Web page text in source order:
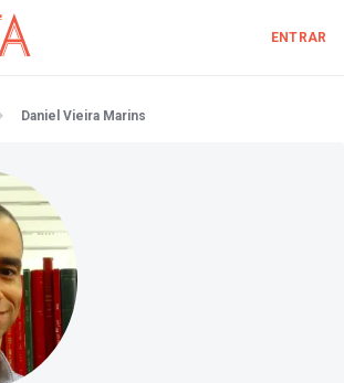
ENTRAR
Daniel Vieira Marins